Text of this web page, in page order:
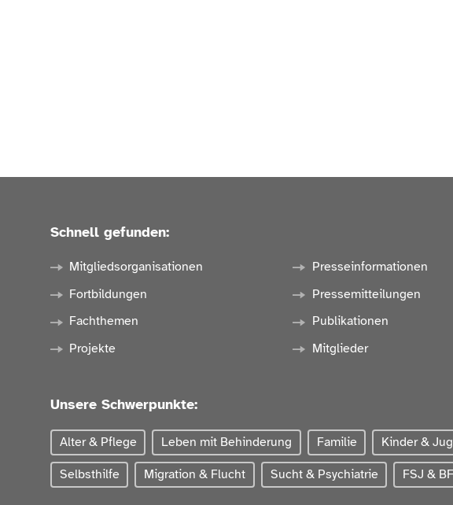
Schnell gefunden:
Mitgliedsorganisationen
Fortbildungen
Fachthemen
Projekte
Presseinformationen
Pressemitteilungen
Publikationen
Mitglieder
Unsere Schwerpunkte:
Alter & Pflege Leben mit Behinderung Familie Kinder &
Selbsthilfe Migration & Flucht Sucht & Psychiatrie FSJ &